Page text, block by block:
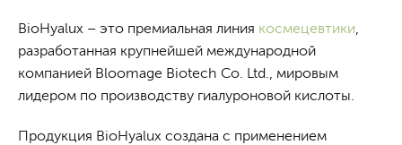
BioHyalux – это премиальная линия космецевтики
разработанная крупнейшей международной
компанией Bloomage Biotech Co. Ltd., мировым
лидером по производству гиалуроновой кислоты.
Продукция BioHyalux создана с применением